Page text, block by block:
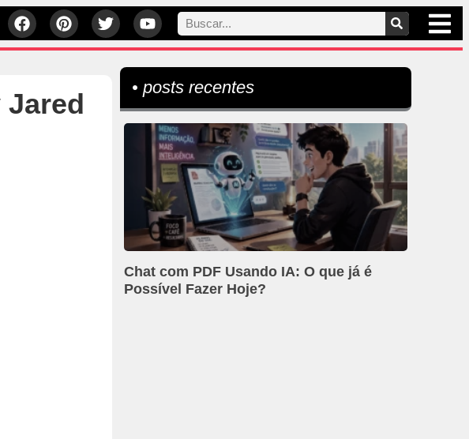
Jared
• posts recentes
Chat com PDF Usando IA: O que já é
Possível Fazer Hoje?